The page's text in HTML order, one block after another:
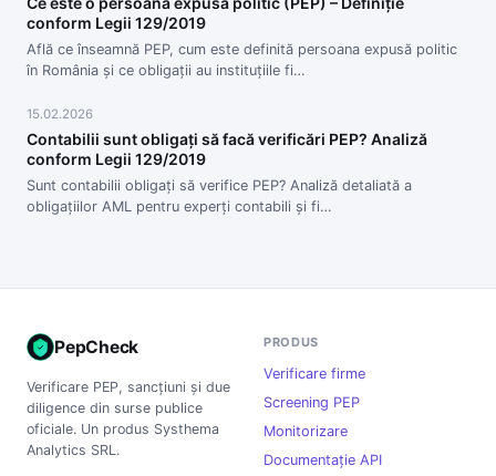
conform Legii 129/2019
Află ce înseamnă PEP, cum este definită persoana expusă politic
în România și ce obligații au instituțiile fi…
15.02.2026
Contabilii sunt obligați să facă verificări PEP? Analiză
conform Legii 129/2019
Sunt contabilii obligați să verifice PEP? Analiză detaliată a
obligațiilor AML pentru experți contabili și fi…
PepCheck
Verificare PEP, sancțiuni și due
diligence din surse publice
oficiale. Un produs Systhema
Analytics SRL.
PRODUS
Verificare firme
Screening PEP
Monitorizare
Documentație API